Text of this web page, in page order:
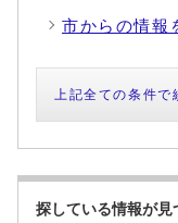
市からの情報
上記全ての条件で
探している情報が見